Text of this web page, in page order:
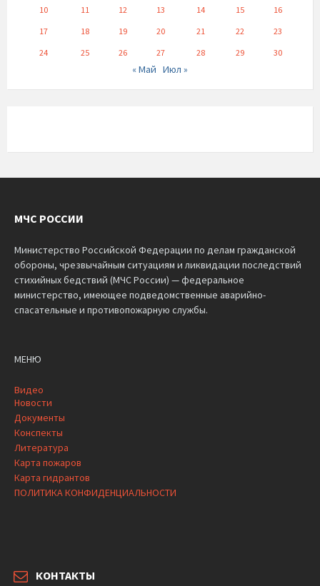
10
11 12 13 14 15
16
17
18 19 20 21 22
23
24
25 26 27 28 29 30
« Май Июл »
МЧС РОССИИ
Министерство Российской Федерации по делам гражданской
обороны, чрезвычайным ситуациям и ликвидации последствий
стихийных бедствий (МЧС России) — федеральное
министерство, имеющее подведомственные аварийно-
спасательные и противопожарную службы.
МЕНЮ
Видео
Новости
Документы
Конспекты
Литература
Карта пожаров
Карта гидрантов
ПОЛИТИКА КОНФИДЕНЦИАЛЬНОСТИ
КОНТАКТЫ